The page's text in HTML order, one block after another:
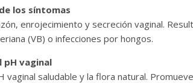
los síntomas
enrojecimiento y secreción vaginal.
(VB) o infecciones por hongos.
pH vaginal
vaginal saludable y la flora natural.